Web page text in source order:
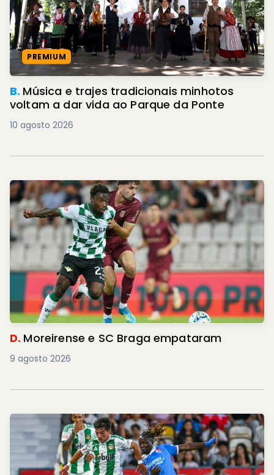
PREMIUM
B. Música e trajes tradicionais minhotos
voltam a dar vida ao Parque da Ponte
10 agosto 2026
D. Moreirense e SC Braga empataram
9 agosto 2026